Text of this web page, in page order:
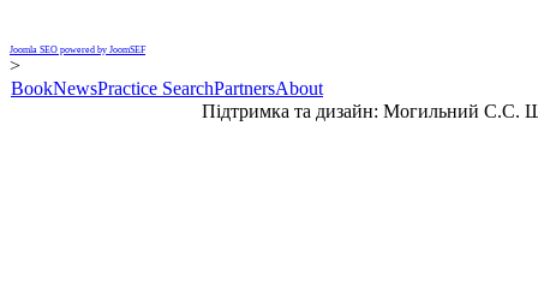
Joomla SEO powered by JoomSEF
>
BookNewsPractice SearchPartnersAbout
Підтримка та дизайн: Могильний С.С.